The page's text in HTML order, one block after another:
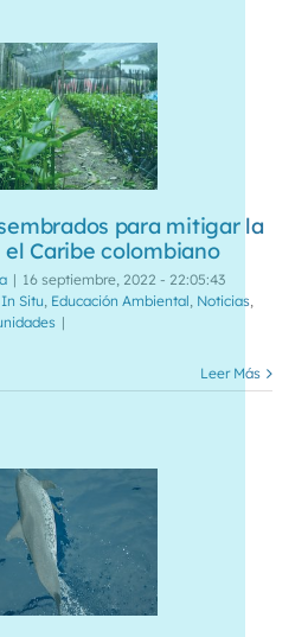
para mitigar la
Caribe colombiano
| 16 septiembre, 2022 - 22:05:43
Situ, Educación Ambiental, Noticias,
|
Leer Más